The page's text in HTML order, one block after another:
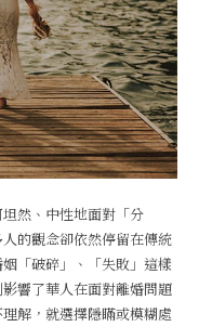
然、中性地面對「分
的觀念卻依然停留在傳統
「破碎」、「失敗」這樣
響了華人在面對離婚問題
解，就選擇隱瞞或模糊處